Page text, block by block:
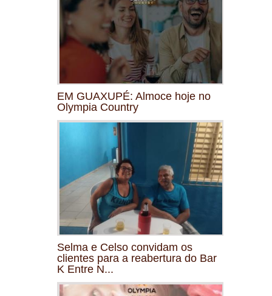
EM GUAXUPÉ: Almoce hoje no
Olympia Country
Selma e Celso convidam os
clientes para a reabertura do Bar
K Entre N...